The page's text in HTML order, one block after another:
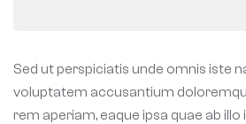
Sed ut perspiciatis unde omnis iste
voluptatem accusantium
rem aperiam, eaque ipsa quae ab